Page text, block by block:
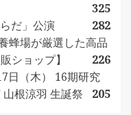
325
だ」公演
282
蜂場が厳選した高品
ショップ】
226
日（木） 16期研究
根涼羽 生誕祭
205